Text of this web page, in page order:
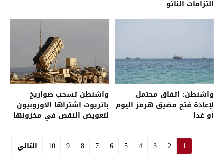
التزامات الناتو
واشنطن: اتفاق محتمل
لإعادة فتح مضيق هرمز اليوم
أو غدا
واشنطن تسحب صواريخ
باتريوت اشتراها الأوروبيون
لتعويض النقص في مخزونها
1
2
3
4
5
6
7
8
9
10 التالي